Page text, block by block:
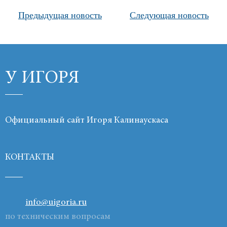
Продукты
Ссылки
Предыдущая новость Следующая новость
У ИГОРЯ
Официальный сайт Игоря Калинаускаса
КОНТАКТЫ
info@uigoria.ru
по техническим вопросам